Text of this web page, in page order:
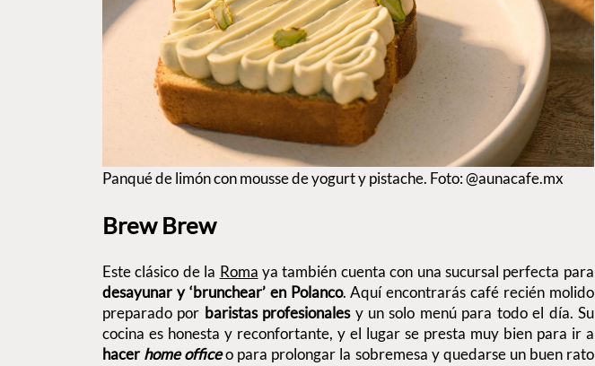
Panqué de limón con mousse de yogurt y pistache. Foto: @aunacafe.mx
Brew Brew
Este clásico de la Roma ya también cuenta con una sucursal perfecta para
desayunar y ‘brunchear’ en Polanco. Aquí encontrarás café recién molido
preparado por baristas profesionales y un solo menú para todo el día. Su
cocina es honesta y reconfortante, y el lugar se presta muy bien para ir a
hacer home officeo para prolongar la sobremesa y quedarse un buen rato